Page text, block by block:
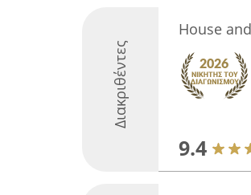
Διακριθέντες
House
9.4